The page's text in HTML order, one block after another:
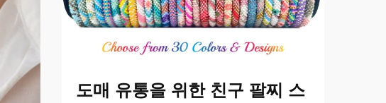
도매 유통을 위한 친구 팔찌 스